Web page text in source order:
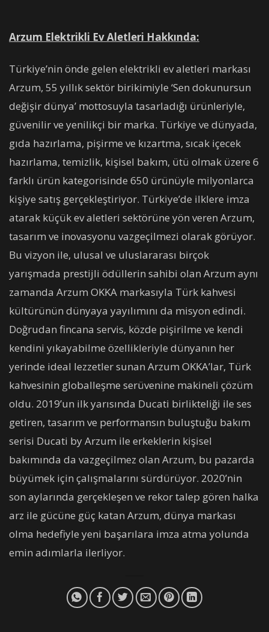
Arzum Elektrikli Ev Aletleri Hakkında:
Türkiye’nin önde gelen elektrikli ev aletleri markası
Arzum, 55 yıllık sektör birikimiyle ‘Sen dokunursun
değişir dünya’ mottosuyla tasarladığı ürünleriyle,
güvenilir ve yenilikçi bir marka. Türkiye ve dünyada,
gıda hazırlama, pişirme ve kızartma, sıcak içecek
hazırlama, temizlik, kişisel bakım, ütü olmak üzere 6
farklı ürün kategorisinde 650 ürünüyle milyonlarca
kişiye satış gerçekleştiriyor. Türkiye’de ilklere imza
atarak küçük ev aletleri sektörüne yön veren Arzum,
tasarım ve inovasyonu vazgeçilmezi olarak görüyor.
Bu vizyon ile, ulusal ve uluslararası birçok
yarışmada prestijli ödüllerin sahibi olan Arzum aynı
zamanda Arzum OKKA markasıyla Türk kahvesi
kültürünün dünyaya yayılımını da misyon edindi.
Doğrudan fincana servis, közde pişirilme ve kendi
kendini yıkayabilme özellikleriyle dünyanın her
yerinde ideal lezzetler sunan Arzum OKKA’lar, Türk
kahvesinin globalleşme serüvenine makineli çözüm
oldu. 2019’un ilk yarısında Ducati birlikteliği ile ses
getiren, tasarım ve performansın buluştuğu bakım
serisi Ducati by Arzum ile erkeklerin kişisel
bakımında da vazgeçilmez olan Arzum, bu pazarda
büyümek için çalışmalarını sürdürüyor. 2020’nin
son aylarında gerçekleşen ve rekor talep gören halka
arz ile gücüne güç katan Arzum, dünya markası
olma hedefiyle yeni başarılara imza atma yolunda
emin adımlarla ilerliyor.